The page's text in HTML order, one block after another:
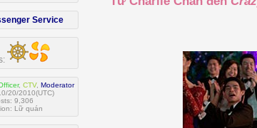
Service
, CTV, Moderator
20/2010(UTC)
9,306
Lữ quán